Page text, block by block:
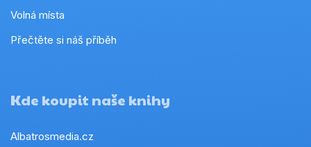
Volná místa
Přečtěte si náš příběh
Kde koupit naše knihy
Albatrosmedia.cz